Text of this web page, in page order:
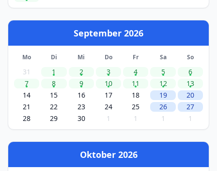
September 2026
Mo Di Mi Do Fr Sa So
31 1 2 3 4 5
6
7
8 9 10 11 12
13
14
15 16 17 18 19
20
21
22 23 24 25 26
27
28
29 30 1 1 1 1
Oktober 2026